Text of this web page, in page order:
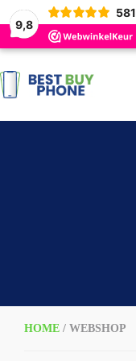
9,8
581
Ga
naar
de
inhoud
HOME / WEBSHOP